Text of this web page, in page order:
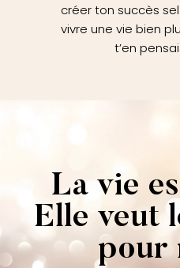
créer ton succès
vivre une vie bien
t’en
La vie
Elle veut
pour